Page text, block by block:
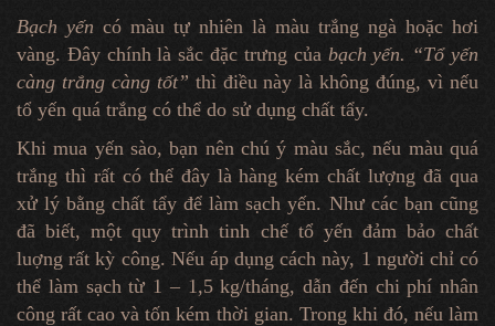
Bạch yến có màu tự nhiên là màu trắng ngà hoặc hơi
vàng. Đây chính là sắc đặc trưng của bạch yến. “Tổ yến
càng trắng càng tốt” thì điều này là không đúng, vì nếu
tổ yến quá trắng có thể do sử dụng chất tẩy.
Khi mua yến sào, bạn nên chú ý màu sắc, nếu màu quá
trắng thì rất có thể đây là hàng kém chất lượng đã qua
xử lý bằng chất tẩy để làm sạch yến. Như các bạn cũng
đã biết, một quy trình tinh chế tổ yến đảm bảo chất
luợng rất kỳ công. Nếu áp dụng cách này, 1 người chỉ có
thể làm sạch từ 1 – 1,5 kg/tháng, dẫn đến chi phí nhân
công rất cao và tốn kém thời gian. Trong khi đó, nếu làm